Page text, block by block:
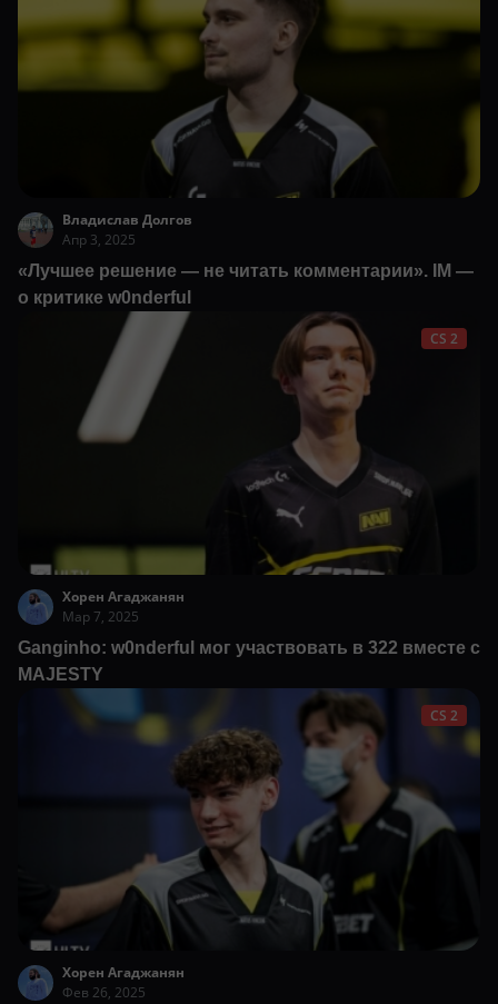
Владислав Долгов
Апр 3, 2025
«Лучшее решение — не читать комментарии». IM —
о критике w0nderful
CS 2
Хорен Агаджанян
Мар 7, 2025
Ganginho: w0nderful мог участвовать в 322 вместе с
MAJESTY
CS 2
Хорен Агаджанян
Фев 26, 2025